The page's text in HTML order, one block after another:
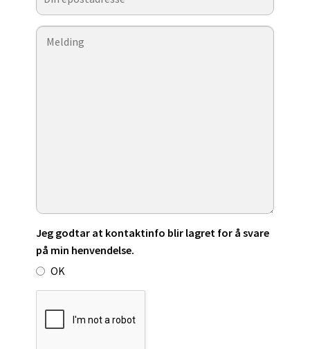
Jeg godtar at kontaktinfo blir lagret for å svare
på min henvendelse.
OK